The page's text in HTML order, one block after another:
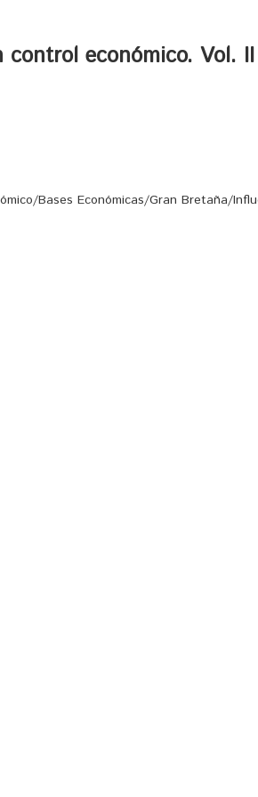
control económico. Vol. II
Bases Económicas/Gran Bretaña/